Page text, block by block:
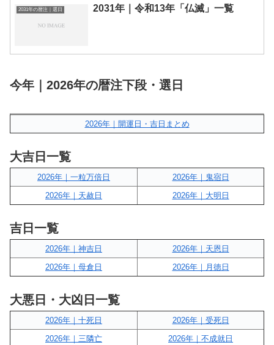
2031年の暦注｜選日 2031年｜令和13年「仏滅」一覧
今年｜2026年の暦注下段・選日
2026年｜開運日・吉日まとめ
大吉日一覧
2026年｜一粒万倍日
2026年｜鬼宿日
2026年｜天赦日
2026年｜大明日
吉日一覧
2026年｜神吉日
2026年｜天恩日
2026年｜母倉日
2026年｜月徳日
大悪日・大凶日一覧
2026年｜十死日
2026年｜受死日
2026年｜三隣亡
2026年｜不成就日